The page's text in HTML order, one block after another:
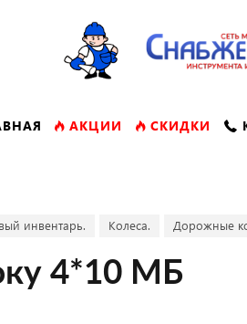
АКЦИИ СКИДКИ
инвентарь. Колеса. Дорожные
4*10 МБ